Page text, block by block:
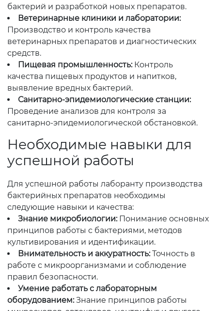
бактерий и разработкой новых препаратов.
Ветеринарные клиники и лаборатории:
Производство и контроль качества
ветеринарных препаратов и диагностических
средств.
Пищевая промышленность:Контроль
качества пищевых продуктов и напитков,
выявление вредных бактерий.
Санитарно-эпидемиологические станции:
Проведение анализов для контроля за
санитарно-эпидемиологической обстановкой.
Необходимые навыки для
успешной работы
Для успешной работы лаборанту производства
бактерийных препаратов необходимы
следующие навыки и качества:
Знание микробиологии:Понимание основных
принципов работы с бактериями, методов
культивирования и идентификации.
Внимательность и аккуратность:Точность в
работе с микроорганизмами и соблюдение
правил безопасности.
Умение работать с лабораторным
оборудованием:Знание принципов работы